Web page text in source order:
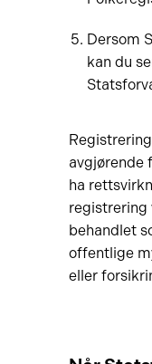
Dersom
kan du
avgjørende
ha
registrering
behandlet
offentlige
eller